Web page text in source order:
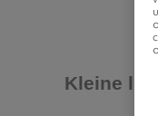
Kleine